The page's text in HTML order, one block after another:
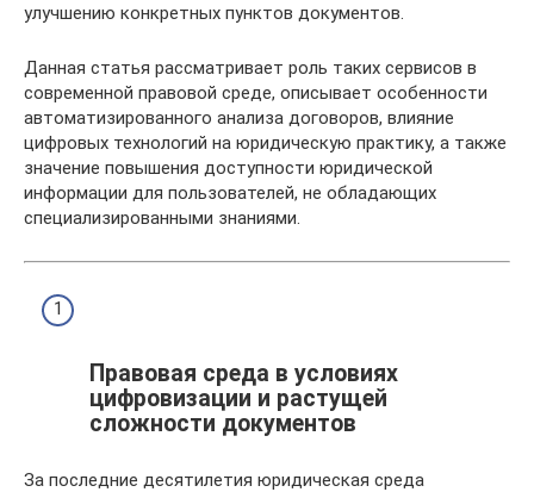
улучшению конкретных пунктов документов.
Данная статья рассматривает роль таких сервисов в
современной правовой среде, описывает особенности
автоматизированного анализа договоров, влияние
цифровых технологий на юридическую практику, а также
значение повышения доступности юридической
информации для пользователей, не обладающих
специализированными знаниями.
Правовая среда в условиях
цифровизации и растущей
сложности документов
За последние десятилетия юридическая среда